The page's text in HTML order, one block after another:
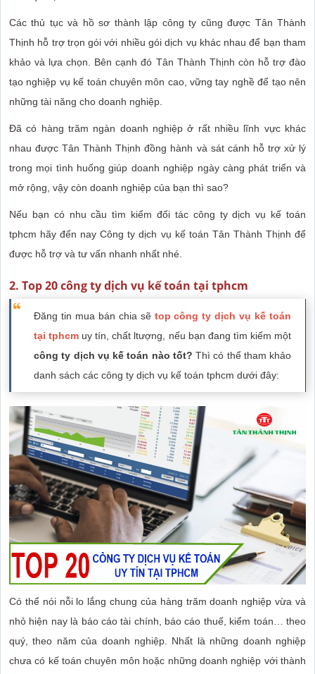
Các thủ tục và hồ sơ thành lập công ty cũng được Tân Thành
Thịnh hỗ trợ trọn gói với nhiều gói dịch vụ khác nhau để bạn tham
khảo và lựa chọn. Bên cạnh đó Tân Thành Thịnh còn hỗ trợ đào
tạo nghiệp vụ kế toán chuyên môn cao, vững tay nghề để tạo nên
những tài năng cho doanh nghiệp.
Đã có hàng trăm ngàn doanh nghiệp ở rất nhiều lĩnh vực khác
nhau được Tân Thành Thịnh đồng hành và sát cánh hỗ trợ xử lý
trong mọi tình huống giúp doanh nghiệp ngày càng phát triển và
mở rộng, vậy còn doanh nghiệp của bạn thì sao?
Nếu bạn có nhu cầu tìm kiếm đối tác công ty dịch vụ kế toán
tphcm hãy đến nay Công ty dịch vụ kế toán Tân Thành Thịnh để
được hỗ trợ và tư vấn nhanh nhất nhé.
2. Top 20 công ty dịch vụ kế toán tại tphcm
Đăng tin mua bán chia sẽ topcông ty dịch vụ kế toán
tại tphcm uy tín, chất ltượng, nếu bạn đang tìm kiếm một
công ty dịch vụ kế toán nào tốt? Thì có thể tham khảo
danh sách các công ty dịch vụ kế toán tphcm dưới đây:
Có thể nói nỗi lo lắng chung của hàng trăm doanh nghiệp vừa và
nhỏ hiện nay là báo cáo tài chính, báo cáo thuế, kiểm toán… theo
quý, theo năm của doanh nghiệp. Nhất là những doanh nghiệp
chưa có kế toán chuyên môn hoặc những doanh nghiệp với thành